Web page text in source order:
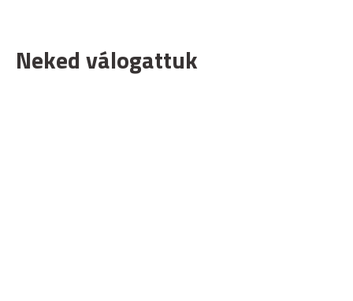
Neked válogattuk